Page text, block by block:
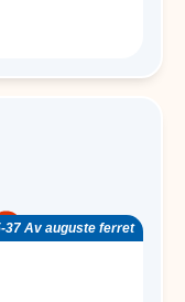
37 Av auguste ferret